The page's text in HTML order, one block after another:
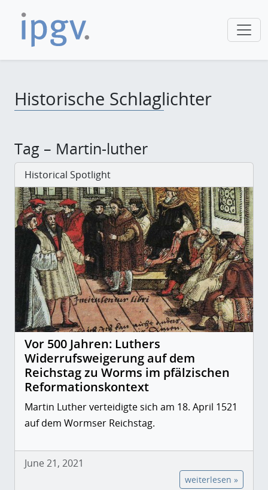
Historische Schlaglichter
Tag – Martin-luther
Historical Spotlight
Vor 500 Jahren: Luthers
Widerrufsweigerung auf dem
Reichstag zu Worms im pfälzischen
Reformationskontext
Martin Luther verteidigte sich am 18. April 1521
auf dem Wormser Reichstag.
June 21, 2021
weiterlesen »